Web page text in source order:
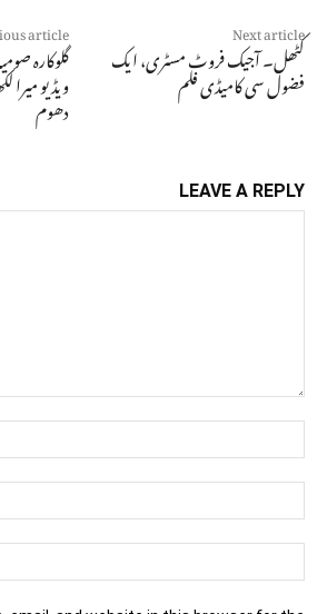
article
گلوکارہ
ویڈیو
دھوم
Next article
کٹھل۔ آجیک فروٹ مسٹری، ایک
فضول سی کامیڈی فلم
LEAVE A REPLY